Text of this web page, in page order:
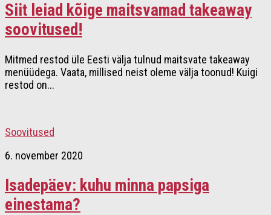
Siit leiad kõige maitsvamad takeaway
soovitused!
Mitmed restod üle Eesti välja tulnud maitsvate takeaway
menüüdega. Vaata, millised neist oleme välja toonud! Kuigi
restod on...
Soovitused
6. november 2020
Isadepäev: kuhu minna papsiga
einestama?